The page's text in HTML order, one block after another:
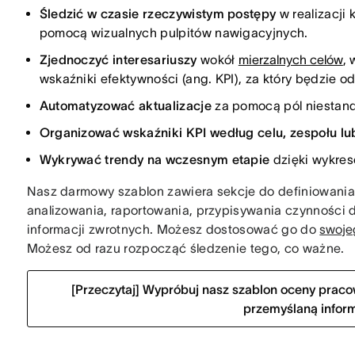
Śledzić w czasie rzeczywistym postępy w realizacji
pomocą wizualnych pulpitów nawigacyjnych.
Zjednoczyć interesariuszy wokół mierzalnych celów,
wskaźniki efektywności (ang. KPI), za który będzie
Automatyzować aktualizacjeza pomocą pól
Organizować wskaźniki KPI według celu, zespołu
Wykrywać trendy na wczesnym etapie dzięki
Nasz darmowy szablon zawiera sekcje do
analizowania, raportowania, przypisywania czynności
informacji zwrotnych. Możesz dostosować go do
Możesz od razu rozpocząć śledzenie tego, co ważne.
[Przeczytaj] Wypróbuj nasz szablon oceny
przemyślaną